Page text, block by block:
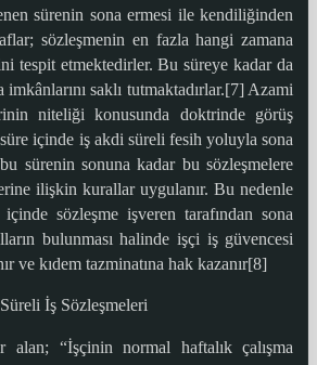
sürenin sona ermesi ile kendiliğinden
sözleşmenin en fazla hangi zamana
tespit etmektedirler. Bu süreye kadar da
saklı tutmaktadırlar.[7] Azami
niteliği konusunda doktrinde görüş
içinde iş akdi süreli fesih yoluyla sona
sürenin sonuna kadar bu sözleşmelere
ilişkin kurallar uygulanır. Bu nedenle
sözleşme işveren tarafından sona
bulunması halinde işçi iş güvencesi
ve kıdem tazminatına hak kazanır[8]
İş Sözleşmeleri
“İşçinin normal haftalık çalışma